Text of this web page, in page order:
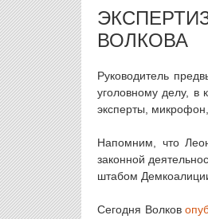
ВОЛКОВА
Руководитель
уголовному делу, в
эксперты,
Напомним, что
законной
штабом
Сегодня Волков